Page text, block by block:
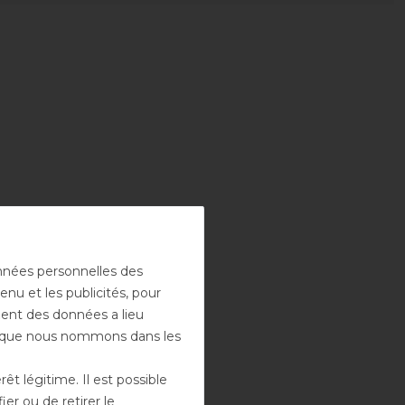
personnelles des
et les publicités, pour
des données a lieu
nous nommons dans les
légitime. Il est possible
ou de retirer le